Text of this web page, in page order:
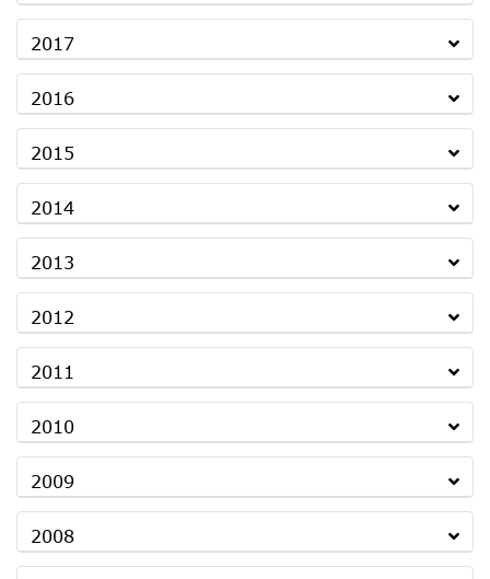
2017
2016
2015
2014
2013
2012
2011
2010
2009
2008